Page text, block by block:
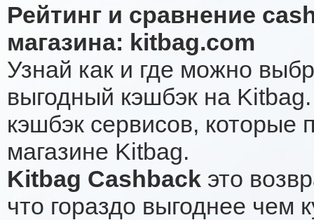
Рейтинг и сравнение
магазина: kitbag.com
Узнай как и где можно
выгодный кэшбэк на
кэшбэк сервисов, которые
магазине Kitbag.
Kitbag Cashback это
что гораздо выгоднее чем